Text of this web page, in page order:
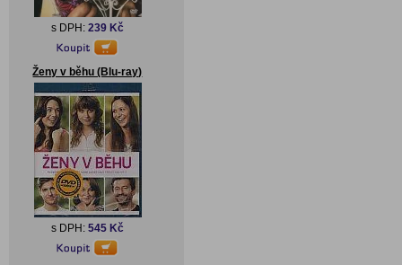
s DPH: 239 Kč
Ženy v běhu (Blu-ray)
s DPH: 545 Kč